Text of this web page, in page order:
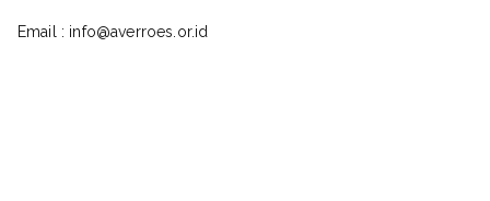
Email : info@averroes.or.id